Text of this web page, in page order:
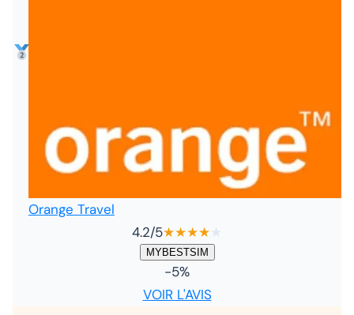
Orange Travel
4.2/5★★★★
MYBESTSIM
-5%
VOIR L'AVIS